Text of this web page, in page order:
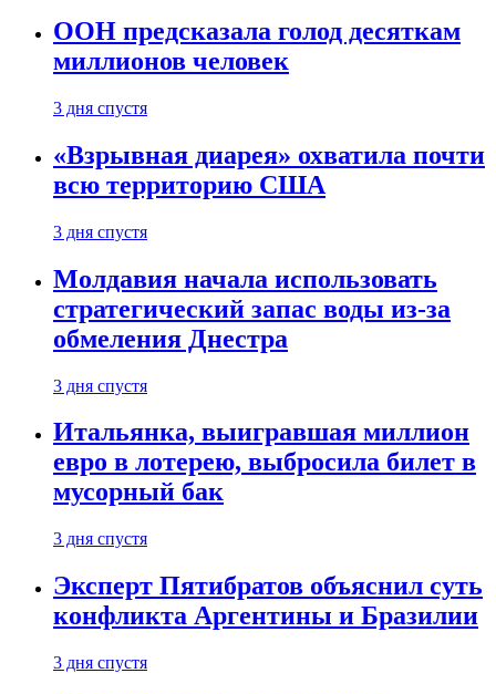
ООН предсказала голод десяткам
миллионов человек
3 дня спустя
«Взрывная диарея» охватила почти
всю территорию США
3 дня спустя
Молдавия начала использовать
стратегический запас воды из-за
обмеления Днестра
3 дня спустя
Итальянка, выигравшая миллион
евро в лотерею, выбросила билет в
мусорный бак
3 дня спустя
Эксперт Пятибратов объяснил суть
конфликта Аргентины и Бразилии
3 дня спустя